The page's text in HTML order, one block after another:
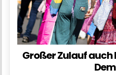
Großer Zulauf auch